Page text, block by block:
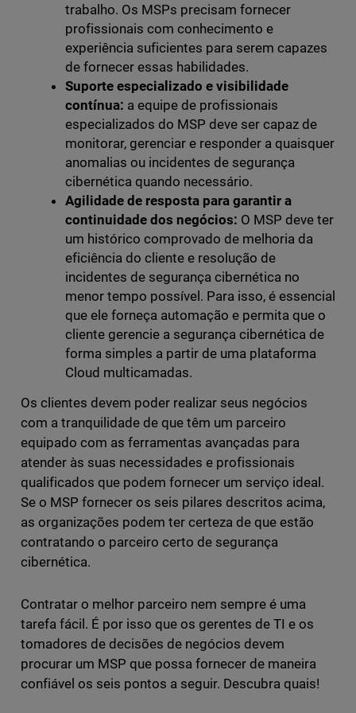
trabalho. Os MSPs precisam fornecer
profissionais com conhecimento e
experiência suficientes para serem capazes
de fornecer essas habilidades.
Suporte especializado e visibilidade
contínua: a equipe de profissionais
especializados do MSP deve ser capaz de
monitorar, gerenciar e responder a quaisquer
anomalias ou incidentes de segurança
cibernética quando necessário.
Agilidade de resposta para garantir a
continuidade dos negócios: O MSP deve ter
um histórico comprovado de melhoria da
eficiência do cliente e resolução de
incidentes de segurança cibernética no
menor tempo possível. Para isso, é essencial
que ele forneça automação e permita que o
cliente gerencie a segurança cibernética de
forma simples a partir de uma plataforma
Cloud multicamadas.
Os clientes devem poder realizar seus negócios
com a tranquilidade de que têm um parceiro
equipado com as ferramentas avançadas para
atender às suas necessidades e profissionais
qualificados que podem fornecer um serviço ideal.
Se o MSP fornecer os seis pilares descritos acima,
as organizações podem ter certeza de que estão
contratando o parceiro certo de segurança
cibernética.
Contratar o melhor parceiro nem sempre é uma
tarefa fácil. É por isso que os gerentes de TI e os
tomadores de decisões de negócios devem
procurar um MSP que possa fornecer de maneira
confiável os seis pontos a seguir. Descubra quais!